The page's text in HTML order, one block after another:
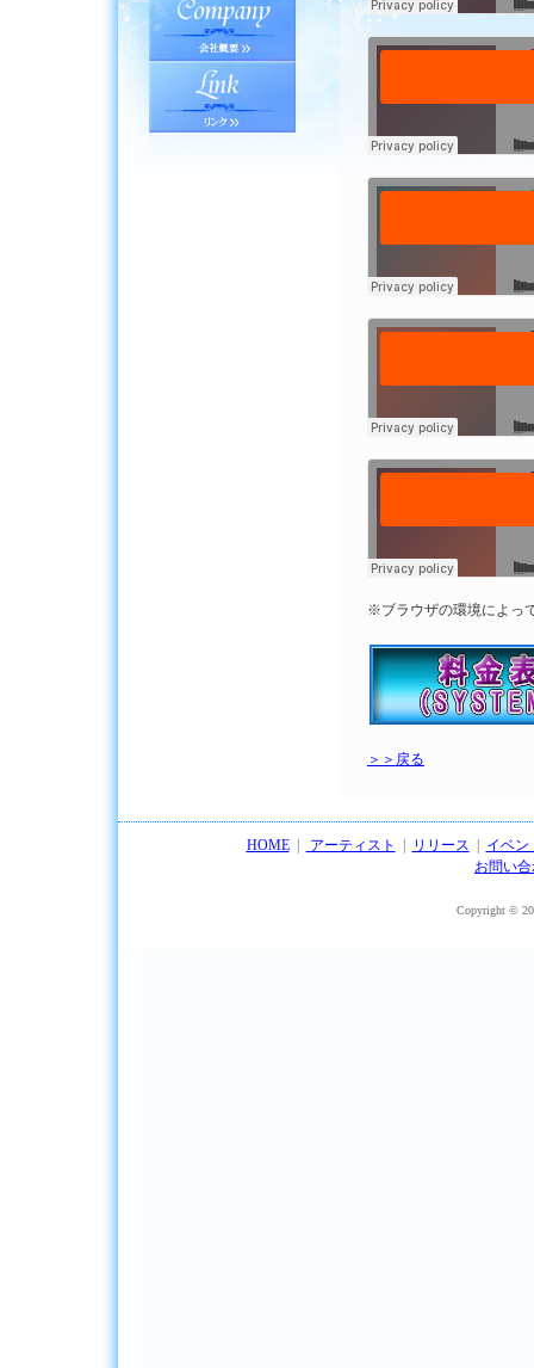
※ブラウザの環境によっ
＞＞戻る
HOME| アーティスト リリース
イベン
お問い
Copyright ©